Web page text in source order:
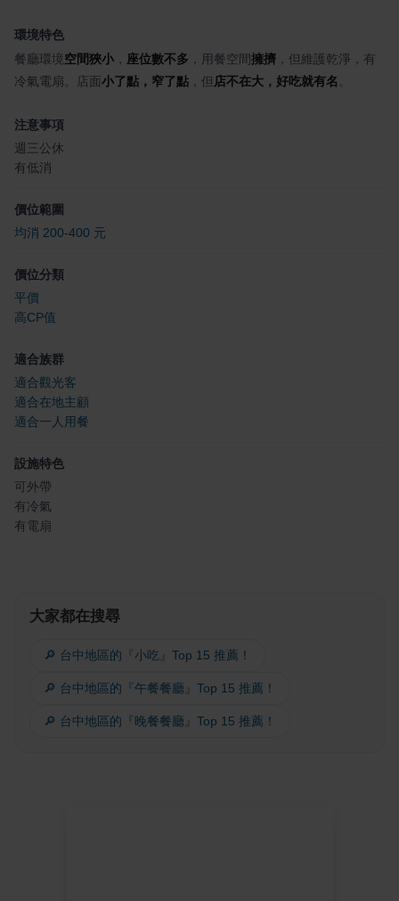
環境特色
餐廳環境空間狹小 ， 座位數不多 ，用餐空間擁擠 ，但維護乾淨，有
冷氣電扇。店面小了點，窄了點 ，但店不在大，好吃就有名
注意事項
週三公休
有低消
價位範圍
均消 200-400 元
價位分類
平價
高CP值
適合族群
適合觀光客
適合在地主顧
適合一人用餐
設施特色
可外帶
有冷氣
有電扇
大家都在搜尋
🔎 台中地區的『小吃』Top 15 推薦！
🔎 台中地區的『午餐餐廳』Top 15 推薦！
🔎 台中地區的『晚餐餐廳』Top 15 推薦！